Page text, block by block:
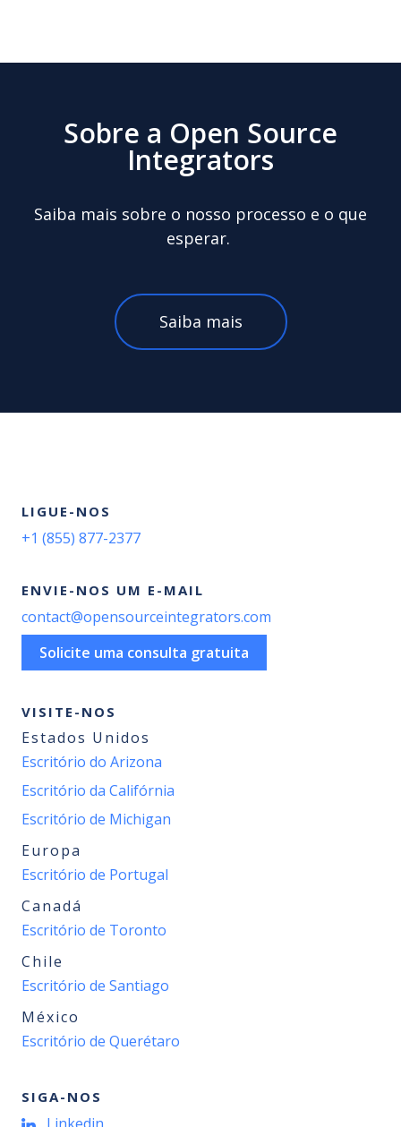
Sobre a Open Source
Integrators
Saiba mais sobre o nosso processo e o que
esperar.
Saiba mais
LIGUE-NOS
+1 (855) 877-2377
ENVIE-NOS UM E-MAIL
contact@opensourceintegrators.com
Solicite uma consulta gratuita
VISITE-NOS
Estados Unidos
Escritório do Arizona
Escritório da Califórnia
Escritório de Michigan
Europa
Escritório de Portugal
Canadá
Escritório de Toronto
Chile
Escritório de Santiago
México
Escritório de Querétaro
SIGA-NOS